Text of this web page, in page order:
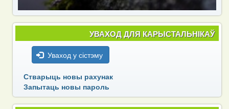
УВАХОД ДЛЯ КАРЫСТАЛЬНІКАЎ
Уваход у сістэму
Стварыць новы рахунак
Запытаць новы пароль